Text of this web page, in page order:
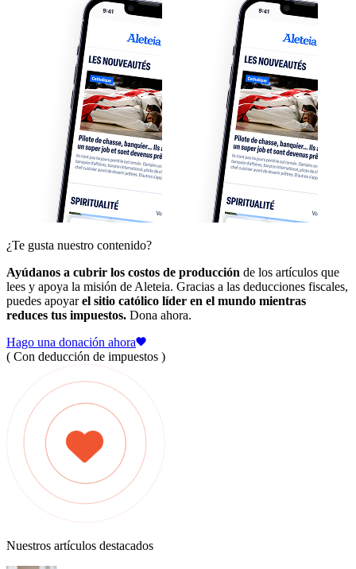
¿Te gusta nuestro contenido?
Ayúdanos a cubrir los costos de producción de los artículos que
lees y apoya la misión de Aleteia. Gracias a las deducciones fiscales,
puedes apoyarel sitio católico líder en el mundo mientras
reduces tus impuestos. Dona ahora.
Hago una donación ahora
( Con deducción de impuestos )
Nuestros artículos destacados